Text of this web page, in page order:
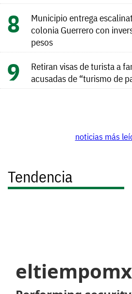
Municipio entrega
colonia Guerrero con
pesos
Retiran visas de turista a
acusadas de “turismo de
noticias más
Tendencia